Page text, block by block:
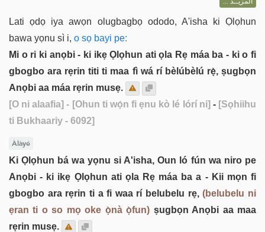
Lati ọdọ iya awọn olugbagbọ ododo, A'isha ki Ọlọhun
bawa yọnu sì i, o sọ bayi pe:
Mi o ri ki anọbi - ki ikẹ Ọlọhun ati ọla Rẹ máa ba - ki o fi
gbogbo ara rẹrin titi ti maa fì wá rí bèlúbèlú rẹ̀, ṣugbọn
Anọbi aa máa rẹrin musẹ.
[O ni alaafia] - [Ohun ti wọ́n fi ẹnu kò lé lórí ni] - [Sọhiihu
ti Bukhaariy - 6092]
Àlàyé
Ki Ọlọhun bá wa yọnu si A'isha, Oun ló fún wa niro pe
Anọbi - ki ikẹ Ọlọhun ati ọla Rẹ máa ba a - Kii mọn fi
gbogbo ara rẹrin ti a fi waa rí belubelu rẹ,(belubelu ni
ẹran ti o so mọ oke ọ̀nà ọ̀fun) ṣugbọn Anọbi aa maa
rẹrin musẹ.